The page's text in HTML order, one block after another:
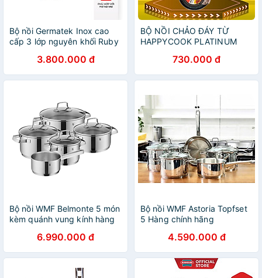
Bộ nồi Germatek Inox cao
cấp 3 lớp nguyên khối Ruby
3.800.000 đ
BỘ NỒI CHẢO ĐÁY TỪ
HAPPYCOOK PLATINUM
730.000 đ
Bộ nồi WMF Belmonte 5 món
kèm quánh vung kính hàng
6.990.000 đ
Bộ nồi WMF Astoria Topfset
5 Hàng chính hãng
4.590.000 đ